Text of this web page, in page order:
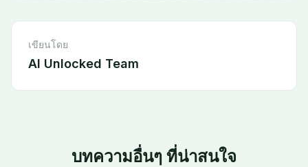
เขียนโดย
AI Unlocked Team
บทความอื่นๆ ที่น่าสนใจ